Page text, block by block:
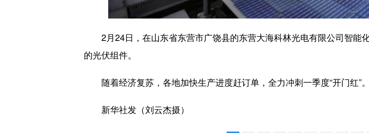
2月24日，在山东省东营市广饶县的东营大海科林光电有限公司智能
的光伏组件。
随着经济复苏，各地加快生产进度赶订单，全力冲刺一季度“开门红”。
新华社发（刘云杰摄）